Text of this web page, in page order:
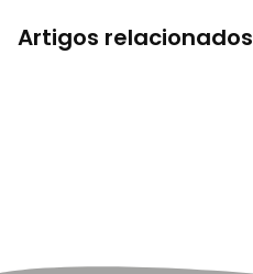
Artigos relacionados